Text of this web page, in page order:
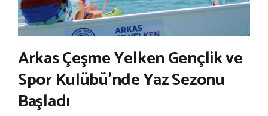
Arkas Çeşme Yelken Gençlik ve
Spor Kulübü’nde Yaz Sezonu
Başladı